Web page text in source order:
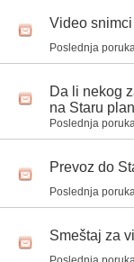
Video
Poslednja
Da li nekog
na Staru
Poslednja
Prevoz do
Poslednja
Smeštaj za